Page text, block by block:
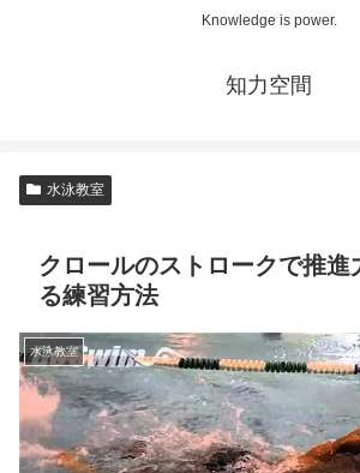
Knowledge is power.
知力空間
水泳教室
クロールのストロークで推進
る練習方法
水泳教室